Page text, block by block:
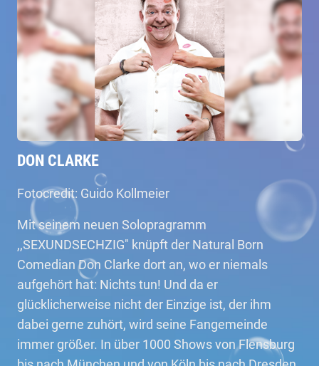
DON CLARKE
Fotocredit: Guido Kollmeier
Mit seinem neuen Solopragramm
,,SEXUNDSECHZIG" knüpft der Natural Born
Comedian Don Clarke dort an, wo er niemals
aufgehört hat: Nichts tun! Und da er
glücklicherweise nicht der Einzige ist, der ihm
dabei gerne zuhört, wird seine Fangemeinde
immer größer. In über 1000 Shows von Flensburg